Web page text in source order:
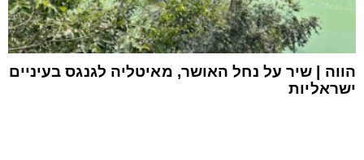
הווה | שיר על נחל האושר, מאיטליה לגנגס בעיניים
ישראליות